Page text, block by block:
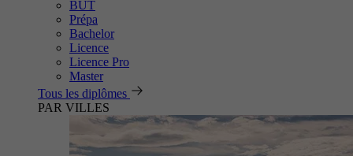
BUT
Prépa
Bachelor
Licence
Licence Pro
Master
Tous les diplômes
PAR VILLES